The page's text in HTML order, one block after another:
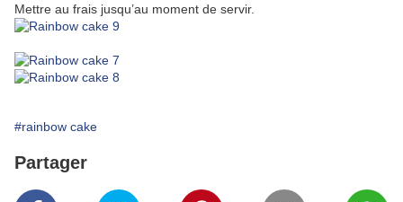
Mettre au frais jusqu’au moment de servir.
#rainbow cake
Partager